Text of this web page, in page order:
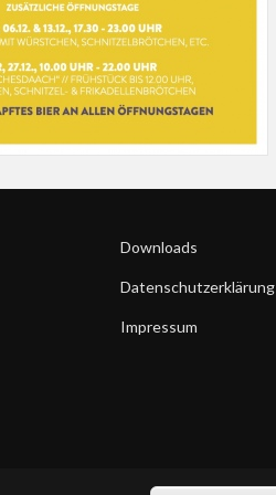
Downloads
Datenschutzerklärung
Impressum